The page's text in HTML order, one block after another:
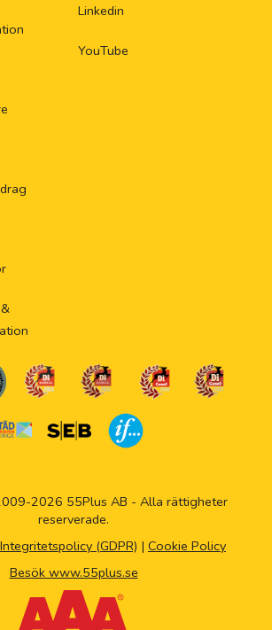
Linkedin
YouTube
2026 55Plus AB - Alla rättigheter
reserverade.
(GDPR) | Cookie Policy
Besök www.55plus.se